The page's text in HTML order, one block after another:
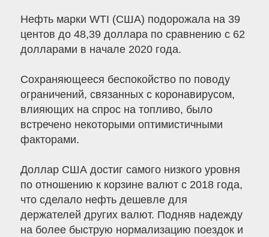
Нефть марки WTI (США) подорожала на 39
центов до 48,39 доллара по сравнению с 62
долларами в начале 2020 года.
Сохраняющееся беспокойство по поводу
ограничений, связанных с коронавирусом,
влияющих на спрос на топливо, было
встречено некоторыми оптимистичными
факторами.
Доллар США достиг самого низкого уровня
по отношению к корзине валют с 2018 года,
что сделало нефть дешевле для
держателей других валют. Подняв надежду
на более быструю нормализацию поездок и